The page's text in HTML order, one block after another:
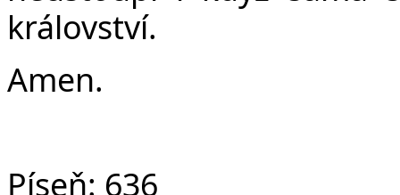
království.
Amen.
Píseň: 636